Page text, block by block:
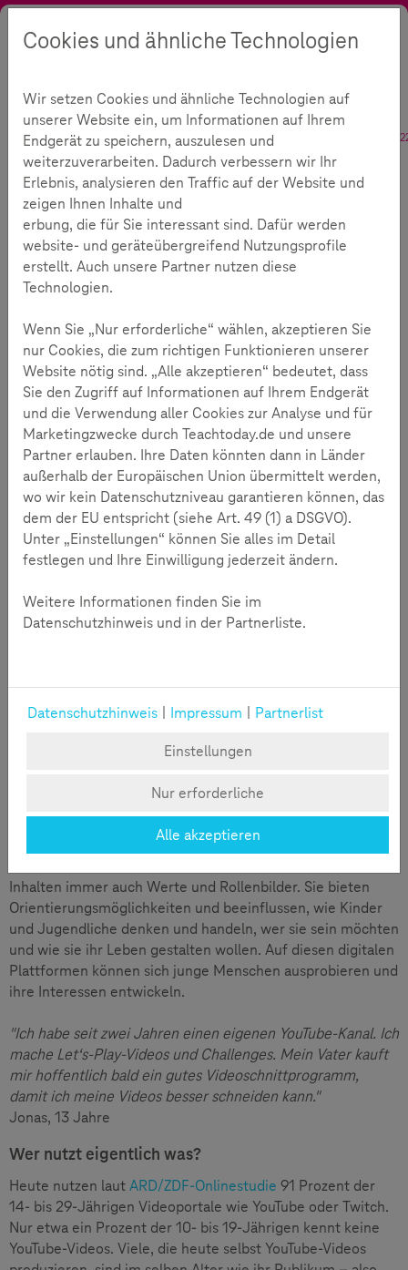
Suche Kontrast Sprache
Drehkulisse Kinderzimmer
Drehkulisse Kinderzimmer
Lesezeit:7Minuten
17 Millionen Abonnenten, knapp 26 Milliarden
Aufrufe – und nur sieben Jahre alt. Der US-
YouTube-Kanal "Ryan ToysReview" laut dem
amerikanischen Wirtschaftsmagazin Forbes bereits
22 Millionen Dollar im Jahr.
Kinderzimmer-Stars wie Ryan haben nicht nur viele
Follower – sie sind für viele junger Nutzer ein Vorbild. Dass
jeder zu einem solchen werden kann, ist dem Prinzip von
Social-Apps und Plattformen wie YouTube, Snapchat, Twitch
oder TikTok geschuldet: Sie unterhalten nicht nur mit
Inhalten, sondern bieten eine Bühne, auf der sich junge
Nutzer ausprobieren können. Viele wollen nicht nur Idolen
nacheifern, sondern selbst zu einem werden.
Digitale Stars sind Identitätsstifter
Inhalten immer auch Werte und Rollenbilder. Sie bieten
Orientierungsmöglichkeiten und beeinflussen, wie Kinder
und Jugendliche denken und handeln, wer sie sein möchten
und wie sie ihr Leben gestalten wollen. Auf diesen digitalen
Plattformen können sich junge Menschen ausprobieren und
ihre Interessen entwickeln.
"Ich habe seit zwei Jahren einen eigenen YouTube-Kanal. Ich
mache Let‘s-Play-Videos und Challenges. Mein Vater kauft
mir hoffentlich bald ein gutes Videoschnittprogramm,
damit ich meine Videos besser schneiden kann."
Jonas, 13 Jahre
Wer nutzt eigentlich was?
Heute nutzen lautARD/ZDF-Onlinestudie 91 Prozent der
14- bis 29-Jährigen Videoportale wie YouTube oder Twitch.
Nur etwa ein Prozent der 10- bis 19-Jährigen kennt keine
YouTube-Videos. Viele, die heute selbst YouTube-Videos
Cookies und ähnliche Technologien
Wir setzen Cookies und ähnliche Technologien auf
unserer Website ein, um Informationen auf Ihrem
Endgerät zu speichern, auszulesen und
weiterzuverarbeiten. Dadurch verbessern wir Ihr
Erlebnis, analysieren den Traffic auf der Website und
zeigen Ihnen Inhalte und
erbung, die für Sie interessant sind. Dafür werden
website- und geräteübergreifend Nutzungsprofile
erstellt. Auch unsere Partner nutzen diese
Technologien.
Wenn Sie „Nur erforderliche“ wählen, akzeptieren Sie
nur Cookies, die zum richtigen Funktionieren unserer
Website nötig sind. „Alle akzeptieren“ bedeutet, dass
Sie den Zugriff auf Informationen auf Ihrem Endgerät
und die Verwendung aller Cookies zur Analyse und für
Marketingzwecke durch Teachtoday.de und unsere
Partner erlauben. Ihre Daten könnten dann in Länder
außerhalb der Europäischen Union übermittelt werden,
wo wir kein Datenschutzniveau garantieren können, das
dem der EU entspricht (siehe Art. 49 (1) a DSGVO).
Unter „Einstellungen“ können Sie alles im Detail
festlegen und Ihre Einwilligung jederzeit ändern.
Weitere Informationen finden Sie im
Datenschutzhinweis und in der Partnerliste.
Datenschutzhinweis Impressum
Partnerlist
Einstellungen
Nur erforderliche
Alle akzeptieren